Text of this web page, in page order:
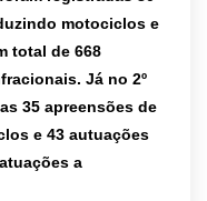
motociclos e
total de 668
Já no 2º
35 apreensões de
e 43 autuações
a